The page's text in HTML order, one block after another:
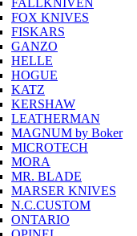
FALLKNIVEN
FOX KNIVES
FISKARS
GANZO
HELLE
HOGUE
KATZ
KERSHAW
LEATHERMAN
MAGNUM by Boker
MICROTECH
MORA
MR. BLADE
MARSER KNIVES
N.C.CUSTOM
ONTARIO